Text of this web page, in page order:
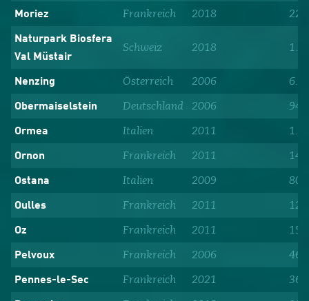
Moriez Frankreich 2018 224
Naturpark Biosfera
Val Müstair
Schweiz 2018
Nenzing Österreich 2006
Obermaiselstein Deutschland 2006 940
Ormea Italien 2011
Ornon Frankreich 2011 140
Ostana Italien 2009 80
Oulles Frankreich 2011 12
Oz Frankreich 2011 153
Pelvoux Frankreich 2006 464
Pennes-le-Sec Frankreich 2021 36